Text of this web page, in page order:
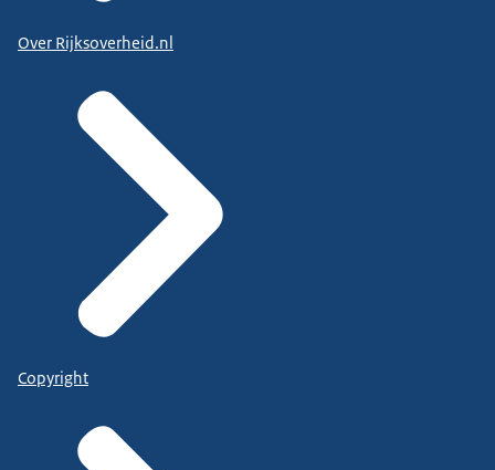
Over Rijksoverheid.nl
Copyright